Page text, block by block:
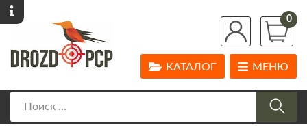
0
МЕНЮ
КАТАЛОГ